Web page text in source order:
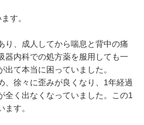
す。
り、成人してから喘息と背中の痛
器内科での処方薬を服用しても一
て本当に困っていました。
、徐々に歪みが良くなり、1年経過
全く出なくなっていました。この1
す。